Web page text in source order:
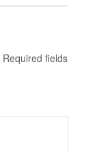
Required fields